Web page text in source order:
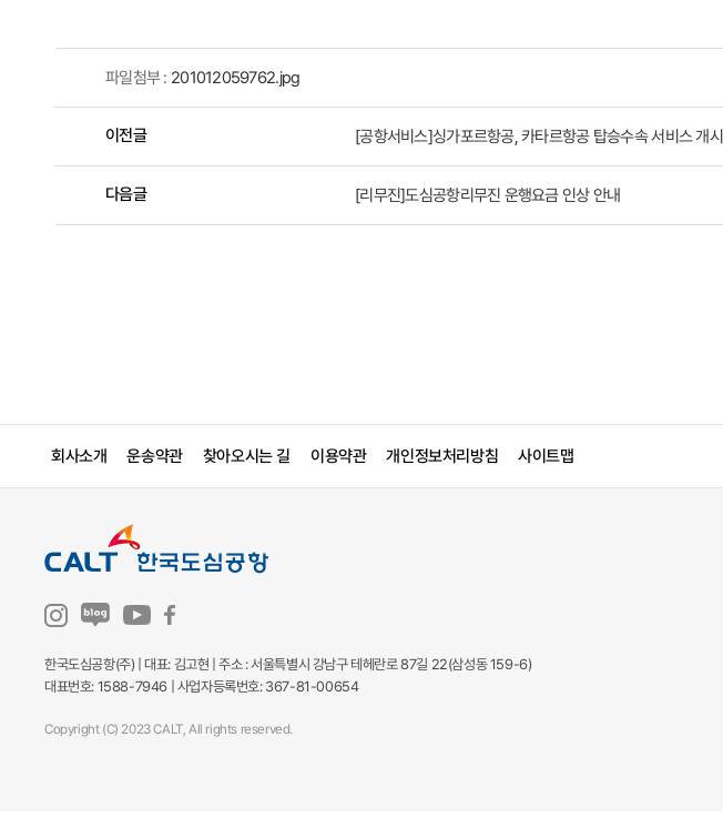
파일첨부 : 201012059762.jpg
이전글 [공항서비스]싱가포르항공, 카타르항공 탑승수속 서비스 개시
다음글 [리무진]도심공항리무진 운행요금 인상 안내
회사소개 운송약관 찾아오시는 길 이용약관 개인정보처리방침 사이트맵
한국도심공항(주) | 대표: 김고현 | 주소 : 서울특별시 강남구 테헤란로 87길 22(삼성동 159-6)
대표번호: 1588-7946 | 사업자등록번호: 367-81-00654
Copyright (C) 2023 CALT, All rights reserved.